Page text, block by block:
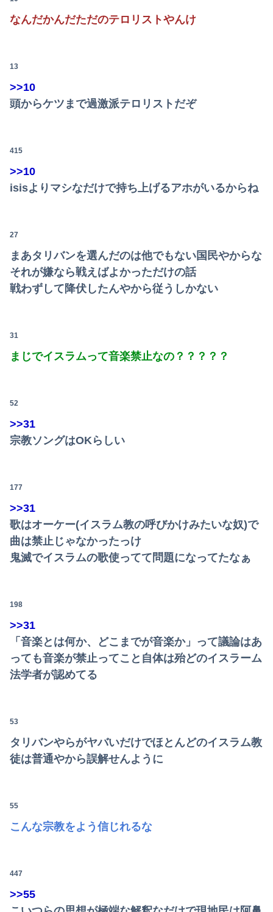
【動画】役満ボディ・岡田紗佳(32)、渾身のあたシコダンスwwwwwww
なんだかんだただのテロリストやんけ
13
>>10
頭からケツまで過激派テロリストだぞ
415
>>10
isisよりマシなだけで持ち上げるアホがいるからね
27
まあタリバンを選んだのは他でもない国民やからな
それが嫌なら戦えばよかっただけの話
戦わずして降伏したんやから従うしかない
31
まじでイスラムって音楽禁止なの？？？？？
52
>>31
宗教ソングはOKらしい
177
>>31
歌はオーケー(イスラム教の呼びかけみたいな奴)で
曲は禁止じゃなかったっけ
鬼滅でイスラムの歌使ってて問題になってたなぁ
198
>>31
「音楽とは何か、どこまでが音楽か」って議論はあ
っても音楽が禁止ってこと自体は殆どのイスラーム
法学者が認めてる
53
タリバンやらがヤバいだけでほとんどのイスラム教
徒は普通やから誤解せんように
55
こんな宗教をよう信じれるな
447
>>55